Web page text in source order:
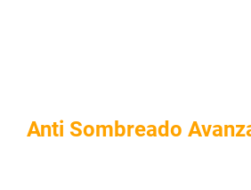
Anti Sombreado